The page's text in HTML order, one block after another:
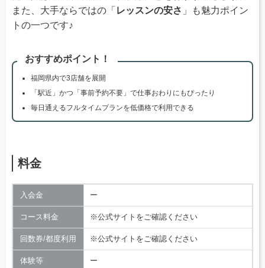
また、大手ならではの「 レッスンの安さ 」も魅力ポイン
トの一つです♪
おすすめポイント！
福岡県内で3店舗を展開
「駅近」かつ「事前予約不要」で仕事おわりにもぴったり
毎日通えるフルタイムプランを低価格で利用できる
料金
入会金 ー
コース料金 ※公式サイトをご確認ください
回数券/都度利用 ※公式サイトをご確認ください
体験等 ー